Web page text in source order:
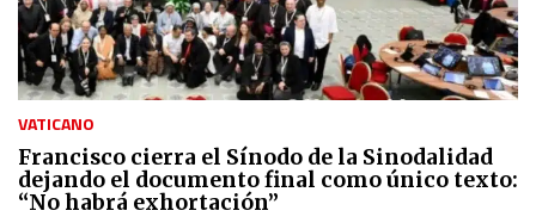
VATICANO
Francisco cierra el Sínodo de la Sinodalidad
dejando el documento final como único texto:
“No habrá exhortación”